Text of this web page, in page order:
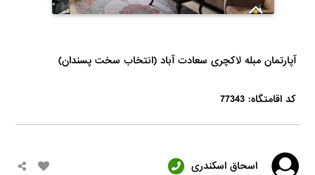
آپارتمان مبله لاکچری سعادت آباد (انتخاب سخت پسندان)
کد اقامتگاه: 77343
اسحاق اسکندری